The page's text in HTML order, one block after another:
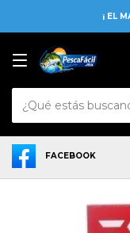
¡ EL
FACEBOOK